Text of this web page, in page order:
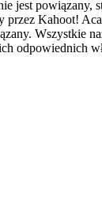
jest powiązany,
przez Kahoot!
Wszystkie
odpowiednich